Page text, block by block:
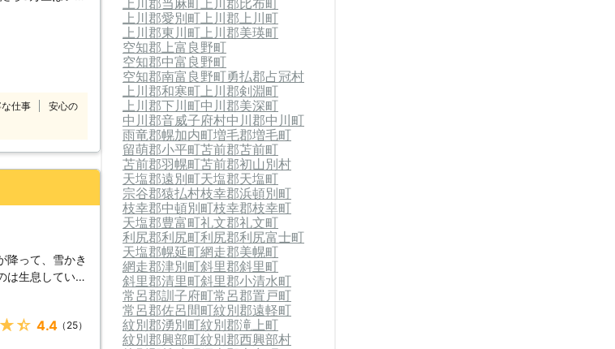
けた際は被害
被害が拡大し
すので、日本
業を心掛けて
除も対応して
がぶよぶよす
も一度シロアリ
アリ駆除のス
仕事
安心の
降って、雪かき
は生息していま
ととともに、
シロアリへの
産業は、シロ
4.4（25）
上川郡愛別町 上川郡上川町
上川郡東川町 上川郡美瑛町
空知郡上富良野町
空知郡中富良野町
空知郡南富良野町勇払郡占冠村
上川郡和寒町 上川郡剣淵町
上川郡下川町中川郡美深町
中川郡音威子府村中川郡中川町
雨竜郡幌加内町増毛郡増毛町
留萌郡小平町苫前郡苫前町
苫前郡羽幌町苫前郡初山別村
天塩郡遠別町天塩郡天塩町
宗谷郡猿払村枝幸郡浜頓別町
枝幸郡中頓別町枝幸郡枝幸町
天塩郡豊富町礼文郡礼文町
利尻郡利尻町利尻郡利尻富士町
天塩郡幌延町網走郡美幌町
網走郡津別町斜里郡斜里町
斜里郡清里町斜里郡小清水町
常呂郡訓子府町常呂郡置戸町
常呂郡佐呂間町紋別郡遠軽町
紋別郡湧別町紋別郡滝上町
紋別郡興部町紋別郡西興部村